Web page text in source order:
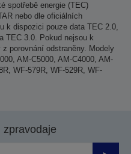
spotřebě energie (TEC)
nebo dle oficiálních
k dispozici pouze data TEC 2.0,
TEC 3.0. Pokud nejsou k
porovnání odstraněny. Modely
AM-C5000, AM-C4000, AM-
WF-579R, WF-529R, WF-
zpravodaje